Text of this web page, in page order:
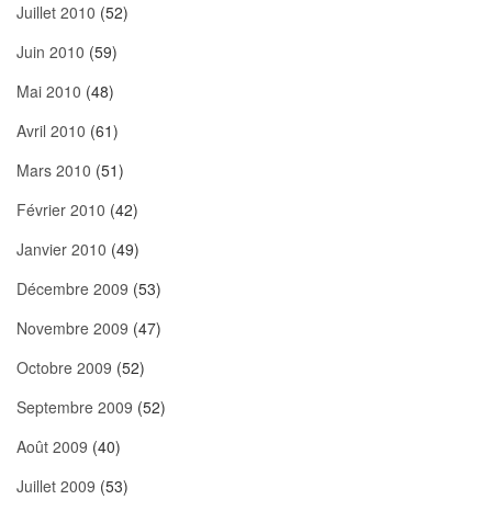
Juillet 2010 (52)
Juin 2010 (59)
Mai 2010 (48)
Avril 2010 (61)
Mars 2010 (51)
Février 2010 (42)
Janvier 2010 (49)
Décembre 2009 (53)
Novembre 2009 (47)
Octobre 2009 (52)
Septembre 2009 (52)
Août 2009 (40)
Juillet 2009 (53)